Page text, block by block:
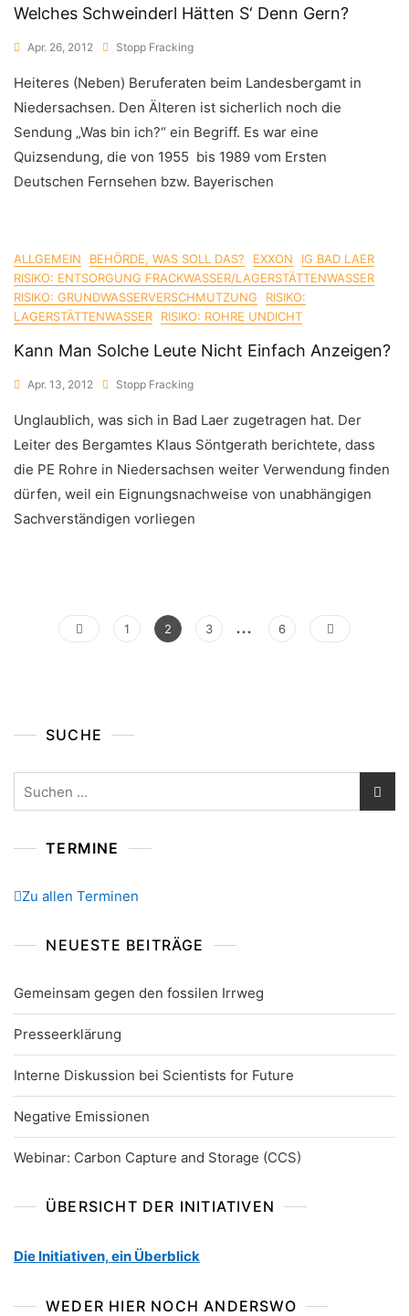
Welches Schweinderl Hätten S‘ Denn Gern?
Apr. 26, 2012 Stopp Fracking
Heiteres (Neben) Beruferaten beim Landesbergamt in
Niedersachsen. Den Älteren ist sicherlich noch die
Sendung „Was bin ich?“ ein Begriff. Es war eine
Quizsendung, die von 1955 bis 1989 vom Ersten
Deutschen Fernsehen bzw. Bayerischen
ALLGEMEIN BEHÖRDE, WAS SOLL DAS? EXXON
IG BAD LAER
RISIKO: ENTSORGUNG FRACKWASSER/LAGERSTÄTTENWASSER
RISIKO: GRUNDWASSERVERSCHMUTZUNG
RISIKO:
LAGERSTÄTTENWASSER
RISIKO: ROHRE UNDICHT
Kann Man Solche Leute Nicht Einfach Anzeigen?
Apr. 13, 2012 Stopp Fracking
Unglaublich, was sich in Bad Laer zugetragen hat. Der
Leiter des Bergamtes Klaus Söntgerath berichtete, dass
die PE Rohre in Niedersachsen weiter Verwendung finden
dürfen, weil ein Eignungsnachweise von unabhängigen
Sachverständigen vorliegen
Seitennummerierung
Page
1 Page
2 Page
3 … Page
6
SUCHE
TERMINE
Zu allen Terminen
NEUESTE BEITRÄGE
Gemeinsam gegen den fossilen Irrweg
Presseerklärung
Interne Diskussion bei Scientists for Future
Negative Emissionen
Webinar: Carbon Capture and Storage (CCS)
ÜBERSICHT DER INITIATIVEN
Die Initiativen, ein Überblick
WEDER HIER NOCH ANDERSWO